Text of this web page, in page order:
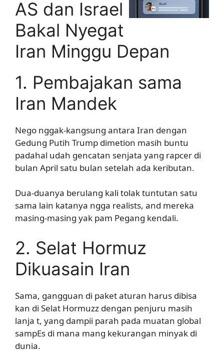
AS dan Israel
Bakal Nyegat
Iran Minggu Depan
1. Pembajakan sama
Iran Mandek
Nego nggak-kangsung antara Iran dengan
Gedung Putih Trump dimetion masih buntu
padahal udah gencatan senjata yang rapcer di
bulan April satu bulan setelah ada keributan.
Dua-duanya berulang kali tolak tuntutan satu
sama lain katanya ngga realists, and mereka
masing-masing yak pam Pegang kendali.
2. Selat Hormuz
Dikuasain Iran
Sama, gangguan di paket aturan harus dibisa
kan di Selat Hormuzz dengan penjuru masih
lanja t, yang dampii parah pada muatan global
sampEs di mana mang kekurangan minyak di
dunia.